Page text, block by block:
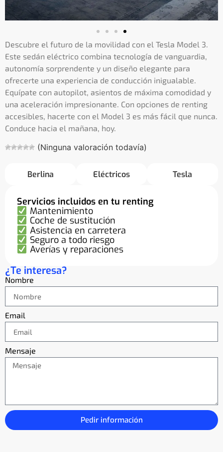
Descubre el futuro de la movilidad con el Tesla Model 3.
Este sedán eléctrico combina tecnología de vanguardia,
autonomía sorprendente y un diseño elegante para
ofrecerte una experiencia de conducción inigualable.
Equípate con autopilot, asientos de máxima comodidad y
una aceleración impresionante. Con opciones de renting
accesibles, hacerte con el Model 3 es más fácil que nunca.
Conduce hacia el mañana, hoy.
(Ninguna valoración todavía)
Berlina Eléctricos Tesla
Servicios incluidos en tu renting
Mantenimiento
Coche de sustitución
Asistencia en carretera
Seguro a todo riesgo
Averías y reparaciones
¿Te interesa?
Nombre
Email
Mensaje
Pedir información